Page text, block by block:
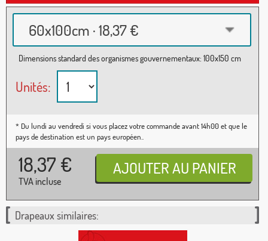
60x100cm · 18,37 €
Dimensions standard des organismes gouvernementaux: 100x150 cm
Unités:
* Du lundi au vendredi si vous placez votre commande avant 14h00 et que le
pays de destination est un pays européen..
18,37 €
TVA incluse
Drapeaux similaires: